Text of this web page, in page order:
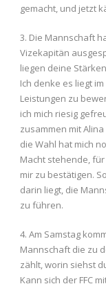
gemacht, und jetzt
3. Die Mannschaft
Vizekapitän
liegen deine
Ich denke es liegt
Leistungen zu
ich mich riesig
zusammen mit
die Wahl hat mich
Macht stehende,
mir zu bestätigen.
darin liegt, die
zu führen.
4. Am Samstag
Mannschaft die zu
zählt, worin siehst
Kann sich der FFC